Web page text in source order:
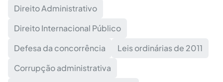
Direito Administrativo
Direito Internacional Público
Defesa da concorrência
Leis ordinárias de 2011
Corrupção administrativa